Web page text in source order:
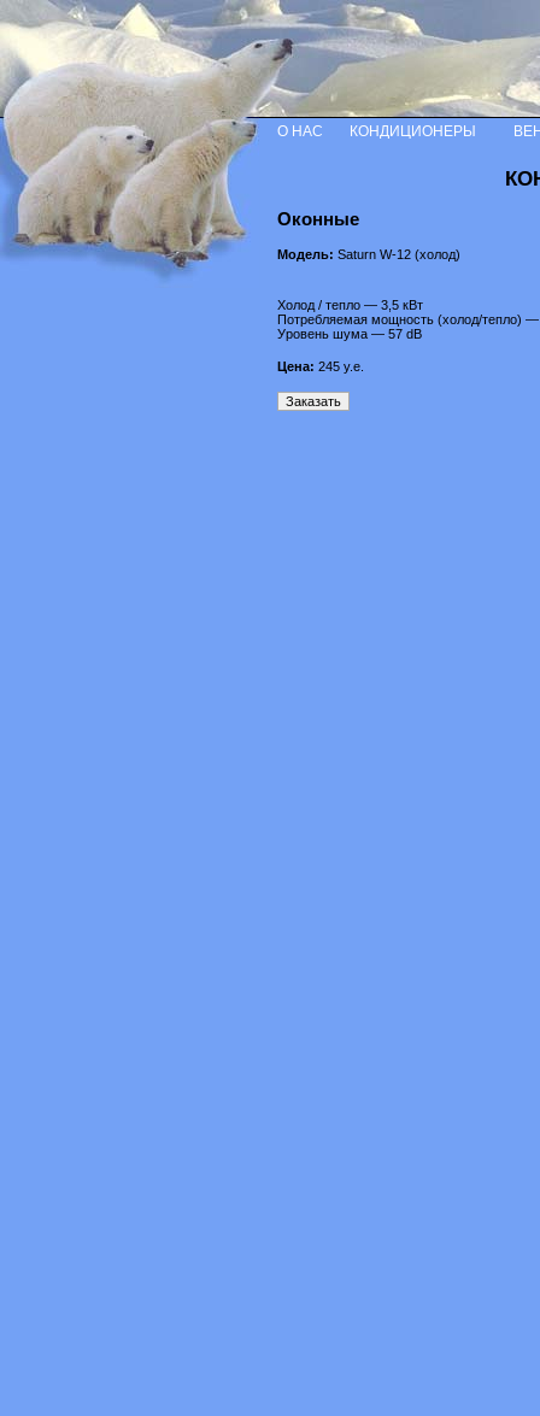
Оконные
Модель: Saturn W-12 (холод)
Холод / тепло — 3,5 кВт
Потребляемая мощность (холод/тепло) —
Уровень шума — 57 dB
Цена: 245 у.е.
О НАС КОНДИЦИОНЕРЫ